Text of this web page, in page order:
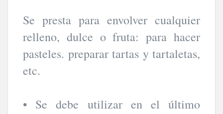
Se presta para envolver cualquier
relleno, dulce o fruta: para hacer
pasteles. preparar tartas y tartaletas,
etc.
• Se debe utilizar en el último